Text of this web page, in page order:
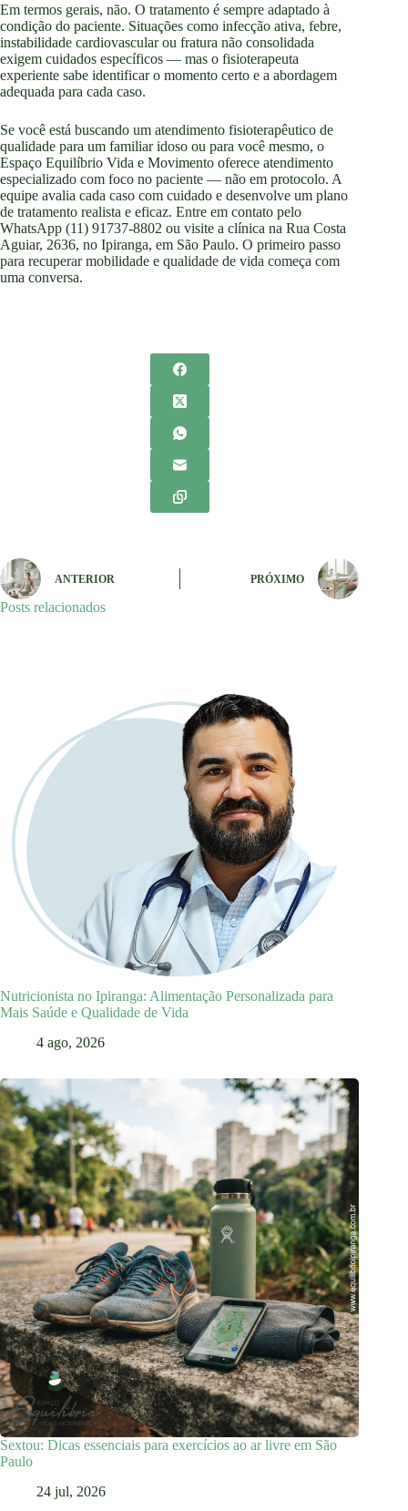
Em termos gerais, não. O tratamento é sempre adaptado à
condição do paciente. Situações como infecção ativa, febre,
instabilidade cardiovascular ou fratura não consolidada
exigem cuidados específicos — mas o fisioterapeuta
experiente sabe identificar o momento certo e a abordagem
adequada para cada caso.
Se você está buscando um atendimento fisioterapêutico de
qualidade para um familiar idoso ou para você mesmo, o
Espaço Equilíbrio Vida e Movimento oferece atendimento
especializado com foco no paciente — não em protocolo. A
equipe avalia cada caso com cuidado e desenvolve um plano
de tratamento realista e eficaz. Entre em contato pelo
WhatsApp (11) 91737-8802 ou visite a clínica na Rua Costa
Aguiar, 2636, no Ipiranga, em São Paulo. O primeiro passo
para recuperar mobilidade e qualidade de vida começa com
uma conversa.
ANTERIOR PRÓXIMO
Posts relacionados
Nutricionista no Ipiranga: Alimentação Personalizada para
Mais Saúde e Qualidade de Vida
4 ago, 2026
Sextou: Dicas essenciais para exercícios ao ar livre em São
Paulo
24 jul, 2026